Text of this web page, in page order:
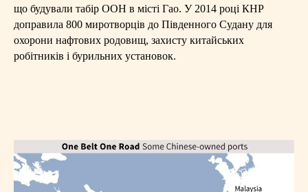
що будували табір ООН в місті Гао. У 2014 році КНР
доправила 800 миротворців до Південного Судану для
охорони нафтових родовищ, захисту китайських
робітників і бурильних установок.